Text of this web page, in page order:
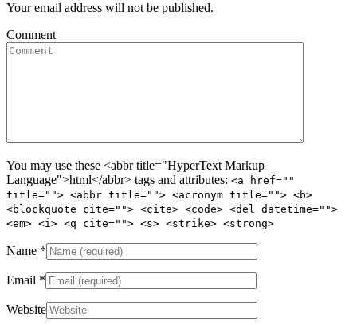
Your email address will not be published.
Comment
You may use these <abbr title="HyperText Markup
Language">html</abbr> tags and attributes: <a href=""
title=""> <abbr title=""> <acronym title=""> <b>
<blockquote cite=""> <cite> <code> <del datetime="">
<em> <i> <q cite=""> <s> <strike> <strong>
Name *
Email *
Website